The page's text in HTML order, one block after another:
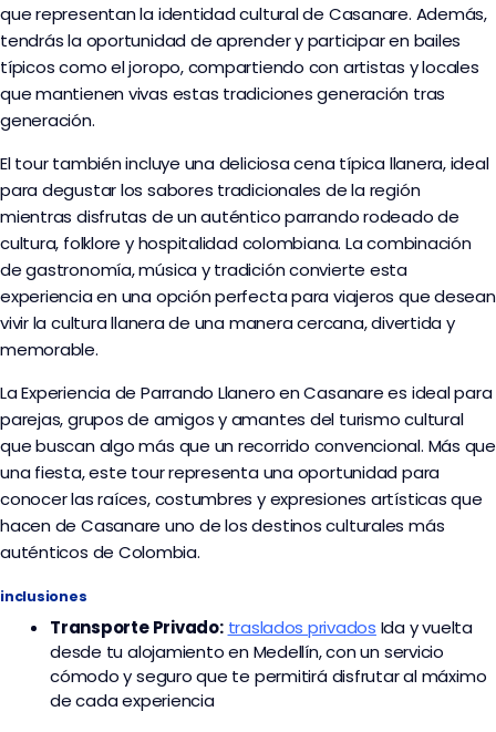
que representan la identidad cultural de Casanare. Además,
tendrás la oportunidad de aprender y participar en bailes
típicos como el joropo, compartiendo con artistas y locales
que mantienen vivas estas tradiciones generación tras
generación.
El tour también incluye una deliciosa cena típica llanera, ideal
para degustar los sabores tradicionales de la región
mientras disfrutas de un auténtico parrando rodeado de
cultura, folklore y hospitalidad colombiana. La combinación
de gastronomía, música y tradición convierte esta
experiencia en una opción perfecta para viajeros que desean
vivir la cultura llanera de una manera cercana, divertida y
memorable.
La Experiencia de Parrando Llanero en Casanare es ideal para
parejas, grupos de amigos y amantes del turismo cultural
que buscan algo más que un recorrido convencional. Más que
una fiesta, este tour representa una oportunidad para
conocer las raíces, costumbres y expresiones artísticas que
hacen de Casanare uno de los destinos culturales más
auténticos de Colombia.
inclusiones
TransportePrivado: traslados privados Ida y vuelta
desde tu alojamiento en Medellín, con un servicio
cómodo y seguro que te permitirá disfrutar al máximo
de cada experiencia